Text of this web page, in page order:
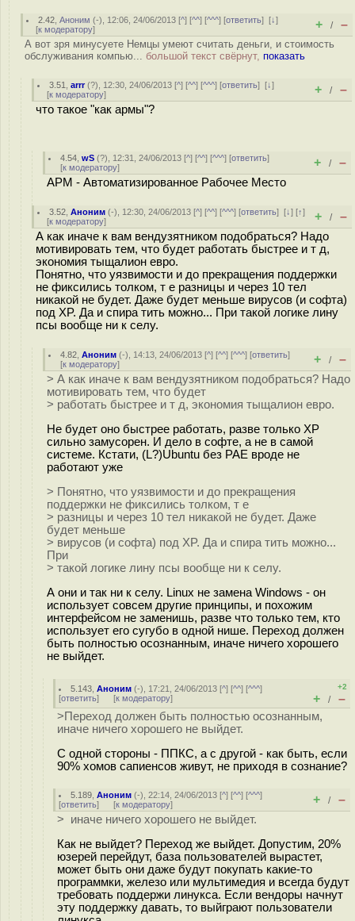
2.42 ,Аноним (-), 12:06, 24/06/2013 [^] [^^] [^^^] [ответить][↓]
[к модератору] + / –
А вот зря минусуете Немцы умеют считать деньги, и стоимость
обслуживания компью... большой текст свёрнут, показать
3.51 ,arrr(?), 12:30, 24/06/2013 [^] [^^] [^^^] [ответить][↓]
[к модератору] + / –
что такое "как армы"?
4.54 ,wS (?), 12:31, 24/06/2013 [^] [^^] [^^^] [ответить]
[к модератору] + / –
АРМ - Автоматизированное Рабочее Место
3.52 ,Аноним (-), 12:30, 24/06/2013 [^] [^^] [^^^] [ответить][↓] [↑]
[к модератору] + / –
А как иначе к вам вендузятником подобраться? Надо
мотивировать тем, что будет работать быстрее и т д,
экономия тыщалион евро.
Понятно, что уязвимости и до прекращения поддержки
не фиксились толком, т е разницы и через 10 тел
никакой не будет. Даже будет меньше вирусов (и софта)
под XP. Да и спира тить можно... При такой логике лину
псы вообще ни к селу.
4.82 ,Аноним (-), 14:13, 24/06/2013 [^] [^^] [^^^] [ответить]
[к модератору] + / –
> А как иначе к вам вендузятником подобраться? Надо
мотивировать тем, что будет
> работать быстрее и т д, экономия тыщалион евро.
Не будет оно быстрее работать, разве только XP
сильно замусорен. И дело в софте, а не в самой
системе. Кстати, (L?)Ubuntu без PAE вроде не
работают уже
> Понятно, что уязвимости и до прекращения
поддержки не фиксились толком, т е
> разницы и через 10 тел никакой не будет. Даже
будет меньше
> вирусов (и софта) под XP. Да и спира тить можно...
При
> такой логике лину псы вообще ни к селу.
А они и так ни к селу. Linux не замена Windows - он
использует совсем другие принципы, и похожим
интерфейсом не заменишь, разве что только тем, кто
использует его сугубо в одной нише. Переход должен
быть полностью осознанным, иначе ничего хорошего
не выйдет.
5.143 ,Аноним (-), 17:21, 24/06/2013 [^] [^^] [^^^]
[ответить] [к модератору]
+2
+ / –
>Переход должен быть полностью осознанным,
иначе ничего хорошего не выйдет.
С одной стороны - ППКС, а с другой - как быть, если
90% хомов сапиенсов живут, не приходя в сознание?
5.189 ,Аноним (-), 22:14, 24/06/2013 [^] [^^] [^^^]
[ответить] [к модератору] + / –
> иначе ничего хорошего не выйдет.
Как не выйдет? Переход же выйдет. Допустим, 20%
юзерей перейдут, база пользователей вырастет,
может быть они даже будут покупать какие-то
программки, железо или мультимедия и всегда будут
требовать поддержи линукса. Если вендоры начнут
эту поддержку давать, то выйграют пользователи